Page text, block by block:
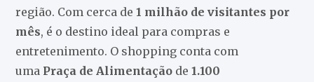
região. Com cerca de 1 milhão de visitantes por
mês, é o destino ideal para compras e
entretenimento. O shopping conta com
uma Praça de Alimentação de 1.100